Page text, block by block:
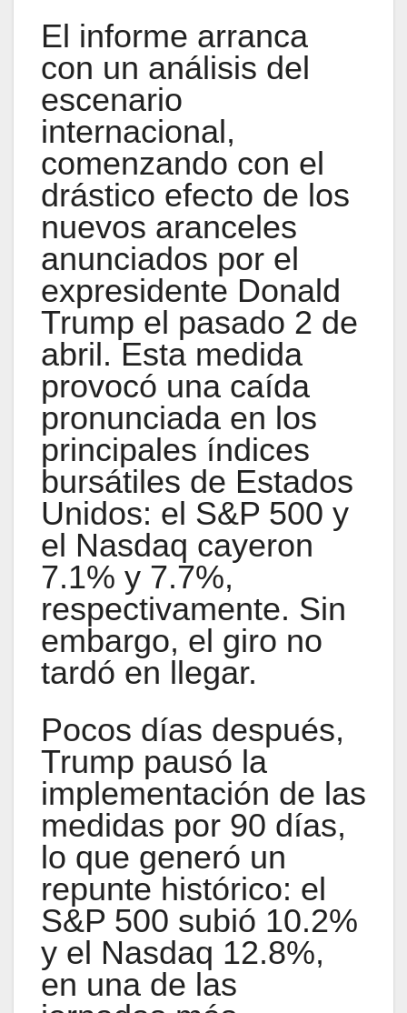
El informe arranca
con un análisis del
escenario
internacional,
comenzando con el
drástico efecto de los
nuevos aranceles
anunciados por el
expresidente Donald
Trump el pasado 2 de
abril. Esta medida
provocó una caída
pronunciada en los
principales índices
bursátiles de Estados
Unidos: el S&P 500 y
el Nasdaq cayeron
7.1% y 7.7%,
respectivamente. Sin
embargo, el giro no
tardó en llegar.
Pocos días después,
Trump pausó la
implementación de las
medidas por 90 días,
lo que generó un
repunte histórico: el
S&P 500 subió 10.2%
y el Nasdaq 12.8%,
en una de las